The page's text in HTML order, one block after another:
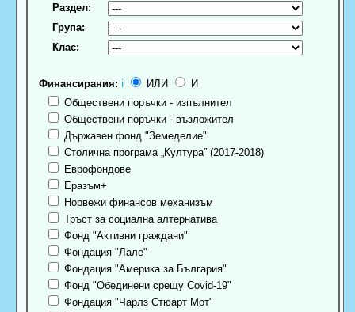
Раздел:
Група:
Клас:
Финансирания: ℹ ИЛИ
И
Обществени поръчки - изпълнител
Обществени поръчки - възложител
Държавен фонд "Земеделие"
Столична програма „Култура” (2017-2018)
Еврофондове
Еразъм+
Норвежи финансов механизъм
Тръст за социална алтернатива
Фонд "Активни граждани"
Фондация "Лале"
Фондация "Америка за България"
Фонд "Обединени срещу Covid-19"
Фондация "Чарлз Стюарт Мот"